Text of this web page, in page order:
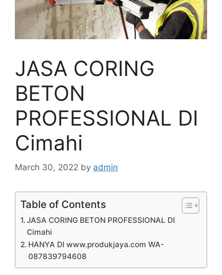
JASA CORING
BETON
PROFESSIONAL DI
Cimahi
March 30, 2022 by admin
Table of Contents
JASA CORING BETON PROFESSIONAL DI
Cimahi
HANYA DI www.produkjaya.com WA-
087839794608